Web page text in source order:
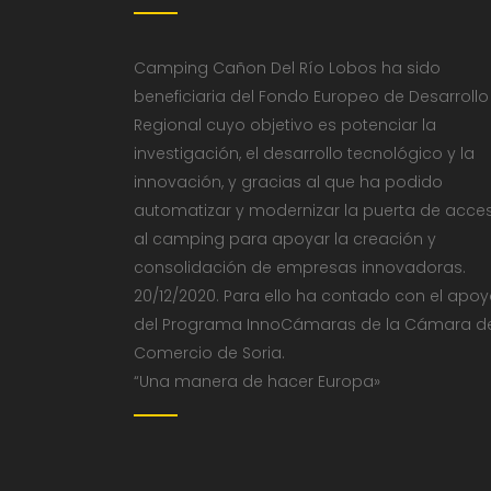
Camping Cañon Del Río Lobos ha sido
beneficiaria del Fondo Europeo de Desarrollo
Regional cuyo objetivo es potenciar la
investigación, el desarrollo tecnológico y la
innovación, y gracias al que ha podido
automatizar y modernizar la puerta de
al camping para apoyar la creación y
consolidación de empresas innovadoras.
20/12/2020. Para ello ha contado con el
del Programa InnoCámaras de la Cámara
Comercio de Soria.
“Una manera de hacer Europa»